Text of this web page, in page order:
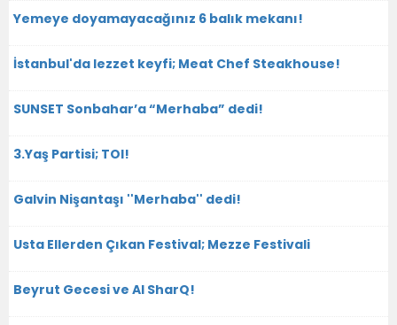
Yemeye doyamayacağınız 6 balık mekanı!
İstanbul'da lezzet keyfi; Meat Chef Steakhouse!
SUNSET Sonbahar’a “Merhaba” dedi!
3.Yaş Partisi; TOI!
Galvin Nişantaşı ''Merhaba'' dedi!
Usta Ellerden Çıkan Festival; Mezze Festivali
Beyrut Gecesi ve Al SharQ!